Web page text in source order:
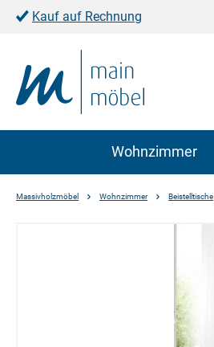
Kauf auf Rechnung
Wohnzimmer
Massivholzmöbel Wohnzimmer Beistelltische